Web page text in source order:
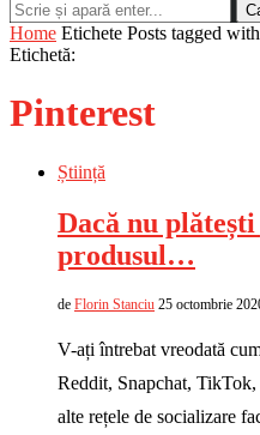
Home Etichete Posts tagged
Etichetă:
Pinterest
Știință
Dacă nu
produsul…
de Florin Stanciu 25 octombrie
V-ați întrebat vreodată
Reddit, Snapchat, TikTok,
alte rețele de socializare